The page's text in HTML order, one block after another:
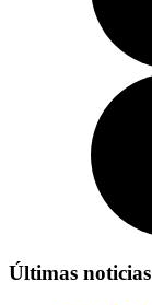
Últimas noticias